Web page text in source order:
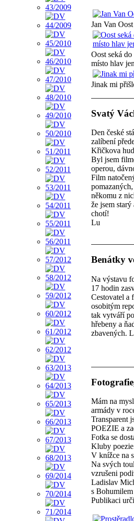
Jan Van
Oost seká
místo hlav
Jinak mi
Svatý
Den české
zalíbení
Křičkova
Byl jsem
operou,
Film
někomu z
že jsem
chotí!
Lu
Benátky
Na výstavu
17 hodin
Cestovatel a
osobitým
tak vytváří
hřebeny a
zbavených.
Mám na
armády v
Transparent
POEZIE a
Fotka se
Kluby
V knížce na
Na svých
vzrušeni
Ladislav
s
Publikaci